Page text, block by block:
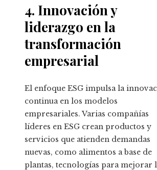
4. Innovación y
liderazgo en la
transformación
empresarial
El enfoque ESG impulsa la
continua en los modelos
empresariales. Varias compañías
líderes en ESG crean productos y
servicios que atienden demandas
nuevas, como alimentos a base de
plantas, tecnologías para mejorar